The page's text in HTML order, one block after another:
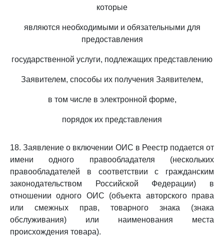
которые
являются необходимыми и обязательными для
предоставления
государственной услуги, подлежащих представлению
Заявителем, способы их получения Заявителем,
в том числе в электронной форме,
порядок их представления
18. Заявление о включении ОИС в Реестр подается от
имени одного правообладателя (нескольких
правообладателей в соответствии с гражданским
законодательством Российской Федерации) в
отношении одного ОИС (объекта авторского права
или смежных прав, товарного знака (знака
обслуживания) или наименования места
происхождения товара).